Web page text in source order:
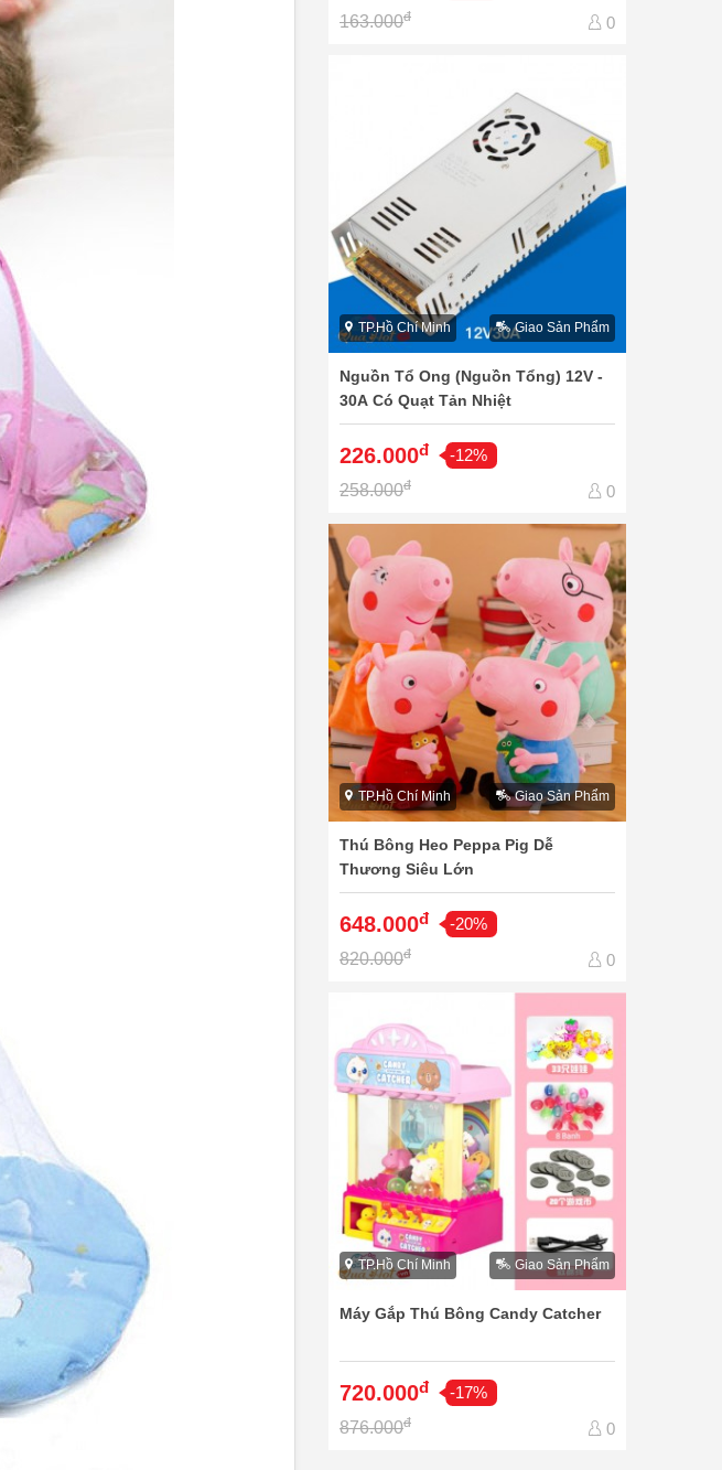
163.000đ 0
TP.Hồ Chí Minh Giao Sản Phẩm
Nguồn Tổ Ong (Nguồn Tổng) 12V -
30A Có Quạt Tản Nhiệt
226.000đ
-12%
258.000đ 0
TP.Hồ Chí Minh Giao Sản Phẩm
Thú Bông Heo Peppa Pig Dễ
Thương Siêu Lớn
648.000đ
-20%
820.000đ 0
TP.Hồ Chí Minh Giao Sản Phẩm
Máy Gắp Thú Bông Candy Catcher
720.000đ
-17%
876.000đ 0